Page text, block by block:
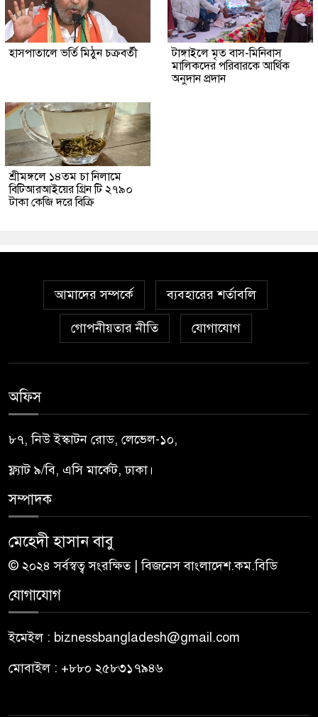
হাসপাতালে ভর্তি মিঠুন চক্রবর্তী
টাঙ্গাইলে মৃত বাস-মিনিবাস
মালিকদের পরিবারকে আর্থিক
অনুদান প্রদান
শ্রীমঙ্গলে ১৪তম চা নিলামে
বিটিআরআইয়ের গ্রিন টি ২৭৯০
টাকা কেজি দরে বিক্রি
আমাদের সম্পর্কে ব্যবহারের শর্তাবলি
গোপনীয়তার নীতি যোগাযোগ
অফিস
৮৭, নিউ ইস্কাটন রোড, লেভেল-১০,
ফ্ল্যাট ৯/বি, এসি মার্কেট, ঢাকা।
সম্পাদক
মেহেদী হাসান বাবু
© ২০২৪ সর্বস্বত্ব সংরক্ষিত | বিজনেস বাংলাদেশ.কম.বিডি
যোগাযোগ
ইমেইল : biznessbangladesh@gmail.com
মোবাইল : +৮৮০ ২৫৮৩১৭৯৪৬